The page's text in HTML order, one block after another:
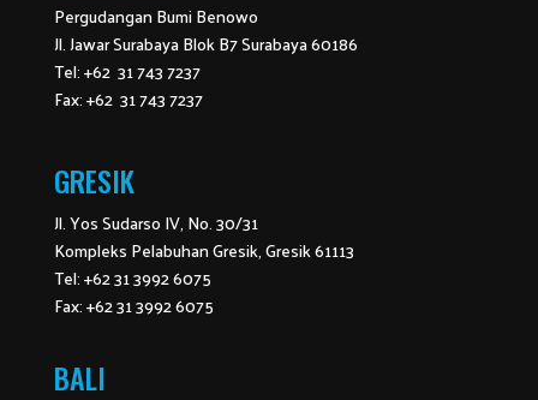
Pergudangan Bumi Benowo
Jl. Jawar Surabaya Blok B7 Surabaya 60186
Tel: +62 31 743 7237
Fax: +62 31 743 7237
GRESIK
Jl. Yos Sudarso IV, No. 30/31
Kompleks Pelabuhan Gresik, Gresik 61113
Tel: +62 31 3992 6075
Fax: +62 31 3992 6075
BALI